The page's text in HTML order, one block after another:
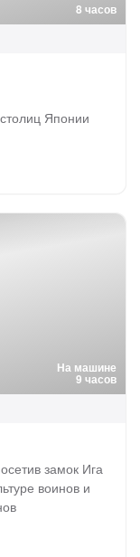
8 часов
Японии
На машине
9 часов
замок Ига
воинов и